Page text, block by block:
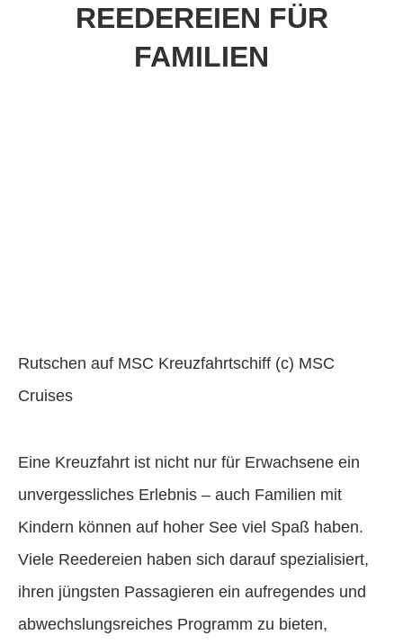
REEDEREIEN FÜR
FAMILIEN
Rutschen auf MSC Kreuzfahrtschiff (c) MSC
Cruises
Eine Kreuzfahrt ist nicht nur für Erwachsene ein
unvergessliches Erlebnis – auch Familien mit
Kindern können auf hoher See viel Spaß haben.
Viele Reedereien haben sich darauf spezialisiert,
ihren jüngsten Passagieren ein aufregendes und
abwechslungsreiches Programm zu bieten,